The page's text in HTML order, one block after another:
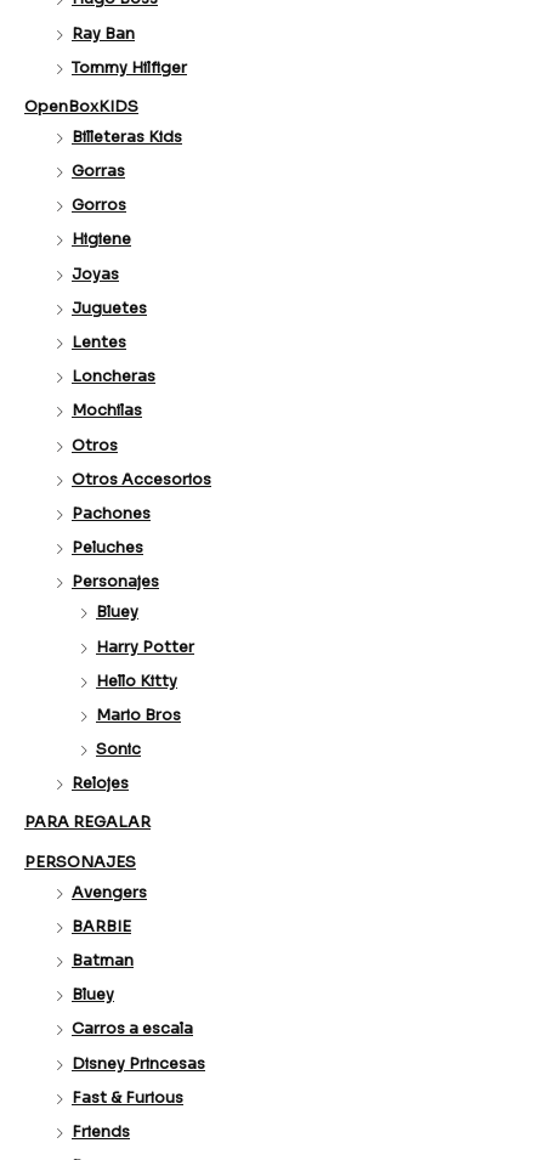
Ray Ban
Tommy Hilfiger
OpenBoxKIDS
Billeteras Kids
Gorras
Gorros
Higiene
Joyas
Juguetes
Lentes
Loncheras
Mochilas
Otros
Otros Accesorios
Pachones
Peluches
Personajes
Bluey
Harry Potter
Hello Kitty
Mario Bros
Sonic
Relojes
PARA REGALAR
PERSONAJES
Avengers
BARBIE
Batman
Bluey
Carros a escala
Disney Princesas
Fast & Furious
Friends